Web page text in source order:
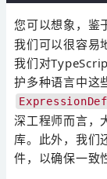
您可以想象，鉴
我们可以很容易
我们对
护多种语言中这
深工程师而言，
库。此外，我们
件，以确保一致